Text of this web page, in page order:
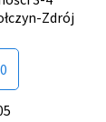
Zdrój